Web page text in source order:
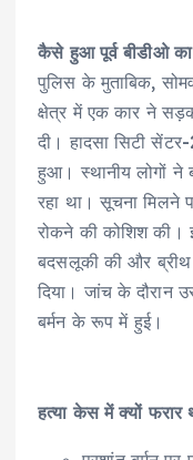
कैसे हुआ पूर्व बीडीओ
पुलिस के मुताबिक,
क्षेत्र में एक कार ने
दी। हादसा सिटी
हुआ। स्थानीय लोगों ने
रहा था। सूचना मिलने
रोकने की कोशिश की।
बदसलूकी की और ब्रीथ
दिया। जांच के दौरान
बर्मन के रूप में हुई।
हत्या केस में क्यों फरार